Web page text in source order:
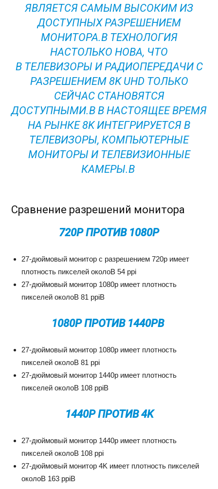
ЯВЛЯЕТСЯ САМЫМ ВЫСОКИМ ИЗ
ДОСТУПНЫХ РАЗРЕШЕНИЕМ
МОНИТОРА.В ТЕХНОЛОГИЯ
НАСТОЛЬКО НОВА, ЧТО
В ТЕЛЕВИЗОРЫ И РАДИОПЕРЕДАЧИ С
РАЗРЕШЕНИЕМ 8K UHD ТОЛЬКО
СЕЙЧАС СТАНОВЯТСЯ
ДОСТУПНЫМИ.В В НАСТОЯЩЕЕ ВРЕМЯ
НА РЫНКЕ 8K ИНТЕГРИРУЕТСЯ В
ТЕЛЕВИЗОРЫ, КОМПЬЮТЕРНЫЕ
МОНИТОРЫ И ТЕЛЕВИЗИОННЫЕ
КАМЕРЫ.В
Сравнение разрешений монитора
720P ПРОТИВ 1080P
27-дюймовый монитор с разрешением 720p имеет
плотность пикселей околоВ 54 ppi
27-дюймовый монитор 1080p имеет плотность
пикселей околоВ 81 ppiВ
1080P ПРОТИВ 1440PВ
27-дюймовый монитор 1080p имеет плотность
пикселей околоВ 81 ppi
27-дюймовый монитор 1440p имеет плотность
пикселей околоВ 108 ppiВ
1440P ПРОТИВ 4K
27-дюймовый монитор 1440p имеет плотность
пикселей околоВ 108 ppi
27-дюймовый монитор 4K имеет плотность пикселей
околоВ 163 ppiВ